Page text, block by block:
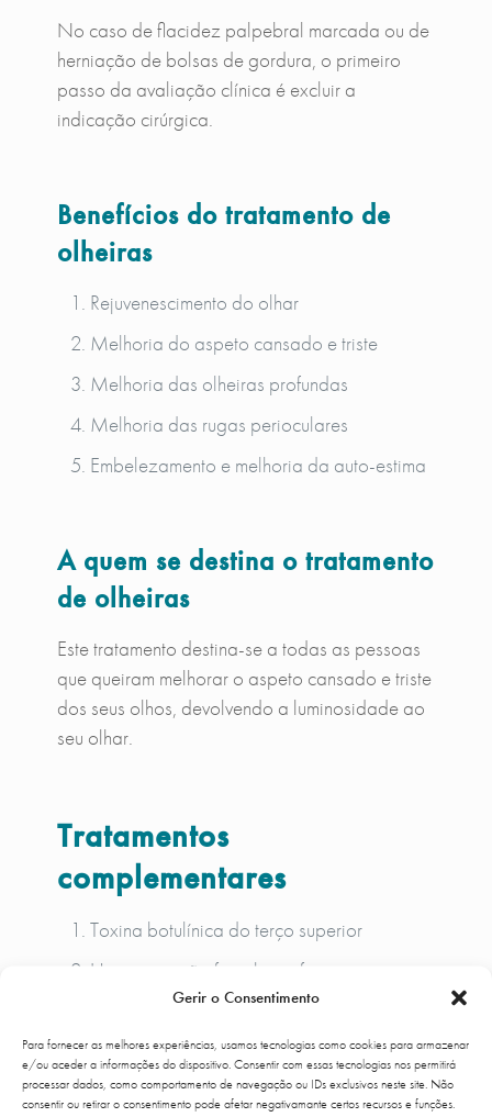
Gerir o Consentimento
Para fornecer as melhores experiências, usamos tecnologias como cookies para armazenar
e/ou aceder a informações do dispositivo. Consentir com essas tecnologias nos permitirá
processar dados, como comportamento de navegação ou IDs exclusivos neste site. Não
consentir ou retirar o consentimento pode afetar negativamante certos recursos e funções.
No caso de flacidez palpebral marcada ou de
herniação de bolsas de gordura, o primeiro
passo da avaliação clínica é excluir a
indicação cirúrgica.
Benefícios do tratamento de
olheiras
Rejuvenescimento do olhar
Melhoria do aspeto cansado e triste
Melhoria das olheiras profundas
Melhoria das rugas perioculares
Embelezamento e melhoria da auto-estima
A quem se destina o tratamento
de olheiras
Este tratamento destina-se a todas as pessoas
que queiram melhorar o aspeto cansado e triste
dos seus olhos, devolvendo a luminosidade ao
seu olhar.
Tratamentos
complementares
Toxina botulínica do terço superior
Harmonização facial com foco na
reestruturação 3M
Preenchimento de têmpora
Bioestimuladores de colagénio injetáveis